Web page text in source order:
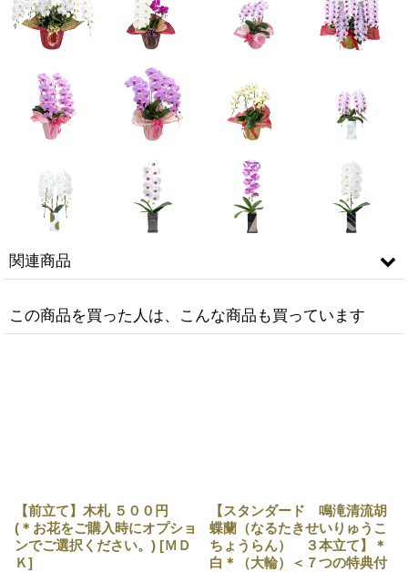
関連商品
Ｋ]
つの特典付き！＞〈約９５ｃ
ｍ、横幅９０ｃｍ、奥行き５
０ｃｍ〉65輪以上 [W-JK5
この商品を買った人は、こんな商品も買っています
【前立て】木札 ５００円
(＊お花をご購入時にオプショ
ンでご選択ください。) [ＭＤ
Ｋ]
【スタンダード 鳴滝清流胡
蝶蘭（なるたきせいりゅうこ
ちょうらん） ３本立て】＊
白＊（大輪）＜７つの特典付